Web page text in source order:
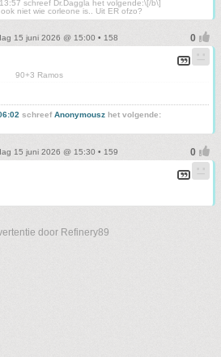
schreef Dr.Daggla het volgende:\[/b\]
niet wie corleone is.. Uit ER ofzo?
15 juni 2026 @ 15:00 • 158
90+3 Ramos
schreefAnonymousz het volgende:
15 juni 2026 @ 15:30 • 159
door Refinery89